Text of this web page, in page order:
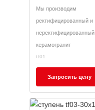
Мы производим
ректифицированный и
неректифицированный
керамогранит
tf01
Запросить цену